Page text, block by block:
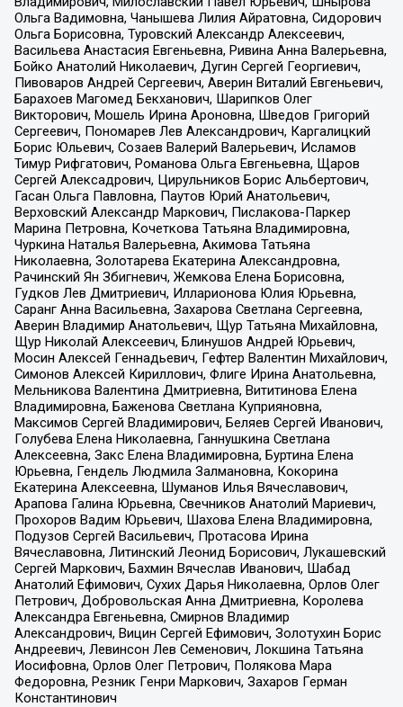
Ольга Вадимовна, Чанышева Лилия Айратовна, Сидорович
Ольга Борисовна, Туровский Александр Алексеевич,
Васильева Анастасия Евгеньевна, Ривина Анна Валерьевна,
Бойко Анатолий Николаевич, Дугин Сергей Георгиевич,
Пивоваров Андрей Сергеевич, Аверин Виталий Евгеньевич,
Барахоев Магомед Бекханович, Шарипков Олег
Викторович, Мошель Ирина Ароновна, Шведов Григорий
Сергеевич, Пономарев Лев Александрович, Каргалицкий
Борис Юльевич, Созаев Валерий Валерьевич, Исламов
Тимур Рифгатович, Романова Ольга Евгеньевна, Щаров
Сергей Алексадрович, Цирульников Борис Альбертович,
Гасан Ольга Павловна, Паутов Юрий Анатольевич,
Верховский Александр Маркович, Пислакова-Паркер
Марина Петровна, Кочеткова Татьяна Владимировна,
Чуркина Наталья Валерьевна, Акимова Татьяна
Николаевна, Золотарева Екатерина Александровна,
Рачинский Ян Збигневич, Жемкова Елена Борисовна,
Гудков Лев Дмитриевич, Илларионова Юлия Юрьевна,
Саранг Анна Васильевна, Захарова Светлана Сергеевна,
Аверин Владимир Анатольевич, Щур Татьяна Михайловна,
Щур Николай Алексеевич, Блинушов Андрей Юрьевич,
Мосин Алексей Геннадьевич, Гефтер Валентин Михайлович,
Симонов Алексей Кириллович, Флиге Ирина Анатольевна,
Мельникова Валентина Дмитриевна, Вититинова Елена
Владимировна, Баженова Светлана Куприяновна,
Максимов Сергей Владимирович, Беляев Сергей Иванович,
Голубева Елена Николаевна, Ганнушкина Светлана
Алексеевна, Закс Елена Владимировна, Буртина Елена
Юрьевна, Гендель Людмила Залмановна, Кокорина
Екатерина Алексеевна, Шуманов Илья Вячеславович,
Арапова Галина Юрьевна, Свечников Анатолий Мариевич,
Прохоров Вадим Юрьевич, Шахова Елена Владимировна,
Подузов Сергей Васильевич, Протасова Ирина
Вячеславовна, Литинский Леонид Борисович, Лукашевский
Сергей Маркович, Бахмин Вячеслав Иванович, Шабад
Анатолий Ефимович, Сухих Дарья Николаевна, Орлов Олег
Петрович, Добровольская Анна Дмитриевна, Королева
Александра Евгеньевна, Смирнов Владимир
Александрович, Вицин Сергей Ефимович, Золотухин Борис
Андреевич, Левинсон Лев Семенович, Локшина Татьяна
Иосифовна, Орлов Олег Петрович, Полякова Мара
Федоровна, Резник Генри Маркович, Захаров Герман
Константинович